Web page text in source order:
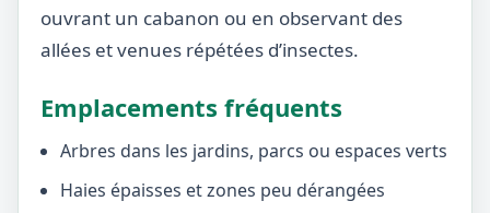
ouvrant un cabanon ou en observant des
allées et venues répétées d’insectes.
Emplacements fréquents
Arbres dans les jardins, parcs ou espaces verts
Haies épaisses et zones peu dérangées